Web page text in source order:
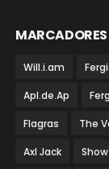
MARCADORES
Will.i.am
Apl.de.Ap
Flagras The
Axl Jack Show